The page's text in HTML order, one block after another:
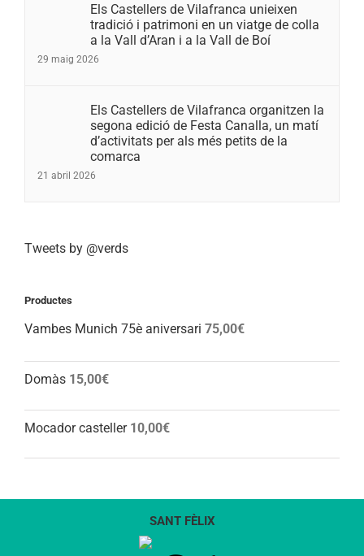
Els Castellers de Vilafranca unieixen
tradició i patrimoni en un viatge de colla
a la Vall d’Aran i a la Vall de Boí
29 maig 2026
Els Castellers de Vilafranca organitzen la
segona edició de Festa Canalla, un matí
d’activitats per als més petits de la
comarca
21 abril 2026
Tweets by @verds
Productes
Vambes Munich 75è aniversari 75,00€
Domàs 15,00€
Mocador casteller 10,00€
SANT FÈLIX